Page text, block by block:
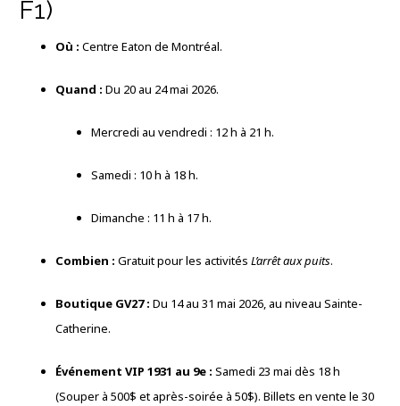
F1)
Où : Centre Eaton de Montréal.
Quand : Du 20 au 24 mai 2026.
Mercredi au vendredi : 12 h à 21 h.
Samedi : 10 h à 18 h.
Dimanche : 11 h à 17 h.
Combien : Gratuit pour les activitésL’arrêt aux puits.
Boutique GV27 : Du 14 au 31 mai 2026, au niveau Sainte-
Catherine.
Événement VIP 1931 au 9e : Samedi 23 mai dès 18 h
(Souper à 500$ et après-soirée à 50$).Billets en vente le 30